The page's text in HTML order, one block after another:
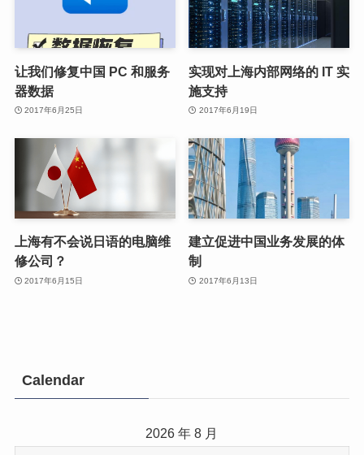
让我们修复中国 PC 和服务
器数据
2017年6月25日
实现对上海内部网络的 IT 实
施支持
2017年6月19日
上海有不会说日语的电脑维
修公司？
2017年6月15日
建立促进中国业务发展的体
制
2017年6月13日
Calendar
2026 年 8 月